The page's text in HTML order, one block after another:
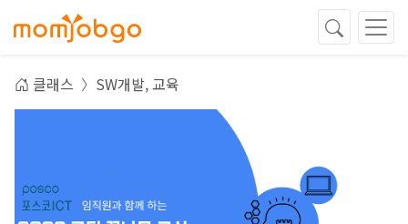
클래스 SW개발,교육